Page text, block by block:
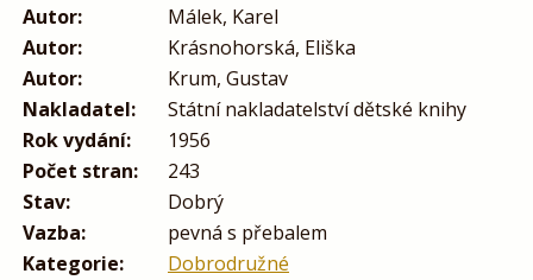
Autor:
Málek, Karel
Autor:
Krásnohorská, Eliška
Autor:
Krum, Gustav
Nakladatel:
Státní nakladatelství dětské knihy
Rok vydání:
1956
Počet stran:
243
Stav:
Dobrý
Vazba:
pevná s přebalem
Kategorie:
Dobrodružné